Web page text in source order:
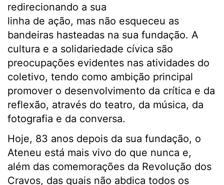
redirecionando a sua
linha de ação, mas não esqueceu as
bandeiras hasteadas na sua fundação. A
cultura e a solidariedade cívica são
preocupações evidentes nas atividades do
coletivo, tendo como ambição principal
promover o desenvolvimento da crítica e da
reflexão, através do teatro, da música, da
fotografia e da conversa.
Hoje, 83 anos depois da sua fundação, o
Ateneu está mais vivo do que nunca e,
além das comemorações da Revolução dos
Cravos, das quais não abdica todos os